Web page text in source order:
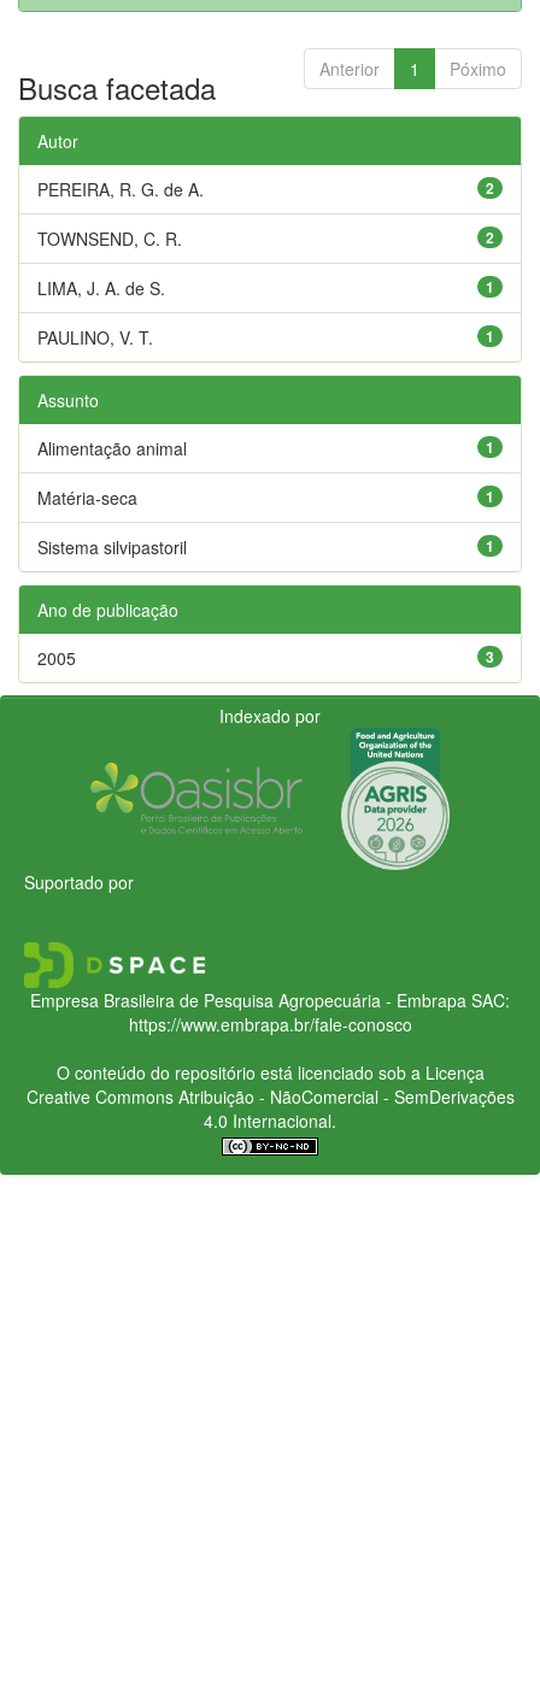
Anterior 1 Póximo
Busca facetada
Autor
2
PEREIRA, R. G. de A.
2
TOWNSEND, C. R.
1
LIMA, J. A. de S.
1
PAULINO, V. T.
Assunto
1
Alimentação animal
1
Matéria-seca
1
Sistema silvipastoril
Ano de publicação
3
2005
Indexado por
Suportado por
Empresa Brasileira de Pesquisa Agropecuária - Embrapa SAC:
https://www.embrapa.br/fale-conosco
O conteúdo do repositório está licenciado sob a Licença
Creative CommonsAtribuição - NãoComercial - SemDerivações
4.0 Internacional.